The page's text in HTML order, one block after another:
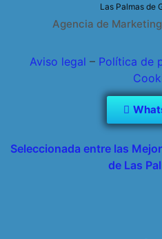
Las Palmas de
Agencia de
Aviso legal – Política de
Seleccionada entre las
de Las